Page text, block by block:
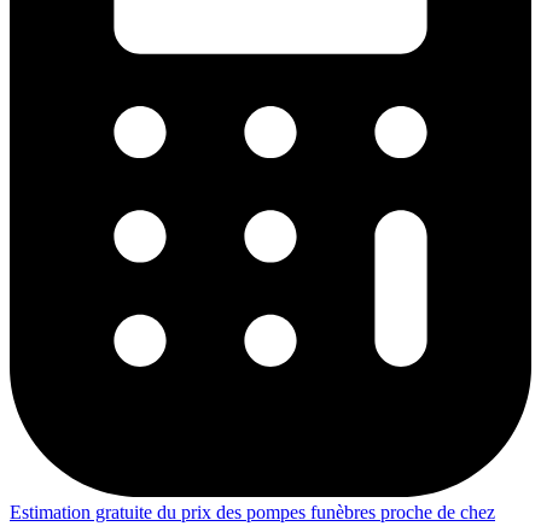
Estimation gratuite du prix des pompes funèbres proche de chez